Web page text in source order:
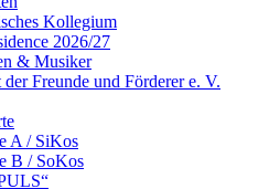
Kollegium
2026/27
& Musiker
der Freunde und Förderer e. V.
A / SiKos
B / SoKos